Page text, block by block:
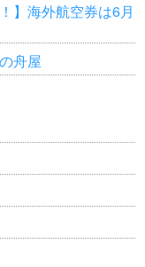
】海外航空券は6月
舟屋